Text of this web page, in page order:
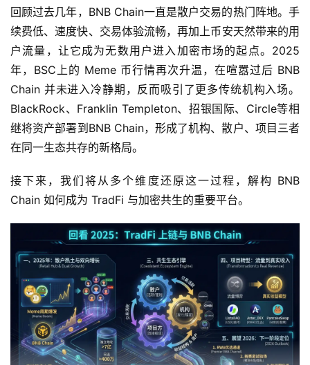
回顾过去几年，BNB Chain一直是散户交易的热门阵地。手
续费低、速度快、交易体验流畅，再加上币安天然带来的用
户流量，让它成为无数用户进入加密市场的起点。2025
年，BSC上的 Meme 币行情再次升温，在喧嚣过后 BNB
Chain 并未进入冷静期，反而吸引了更多传统机构入场。
BlackRock、Franklin Templeton、招银国际、Circle等相
继将资产部署到BNB Chain，形成了机构、散户、项目三者
在同一生态共存的新格局。
接下来，我们将从多个维度还原这一过程，解构 BNB
Chain 如何成为 TradFi 与加密共生的重要平台。